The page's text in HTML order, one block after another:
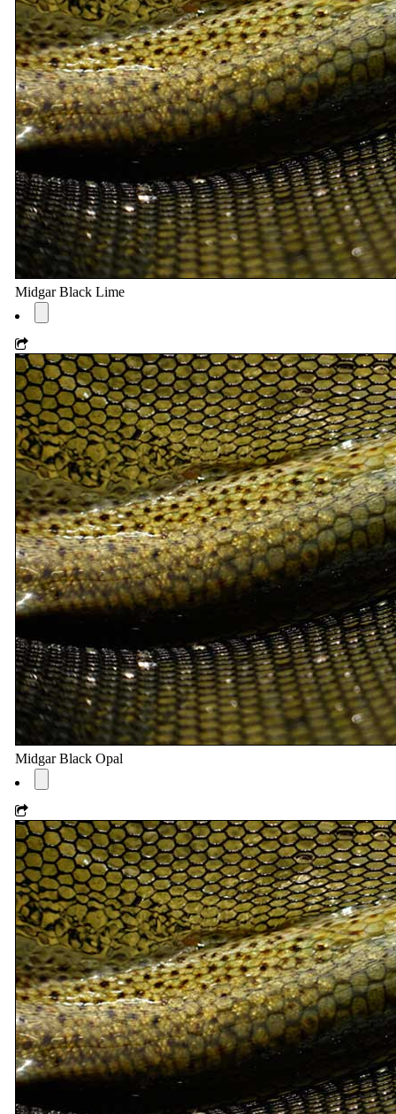
Midgar Black Lime
Midgar Black Opal